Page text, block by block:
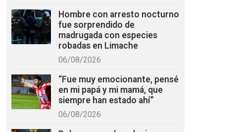
Hombre con arresto nocturno
fue sorprendido de
madrugada con especies
robadas en Limache
06/08/2026
“Fue muy emocionante, pensé
en mi papá y mi mamá, que
siempre han estado ahí”
06/08/2026